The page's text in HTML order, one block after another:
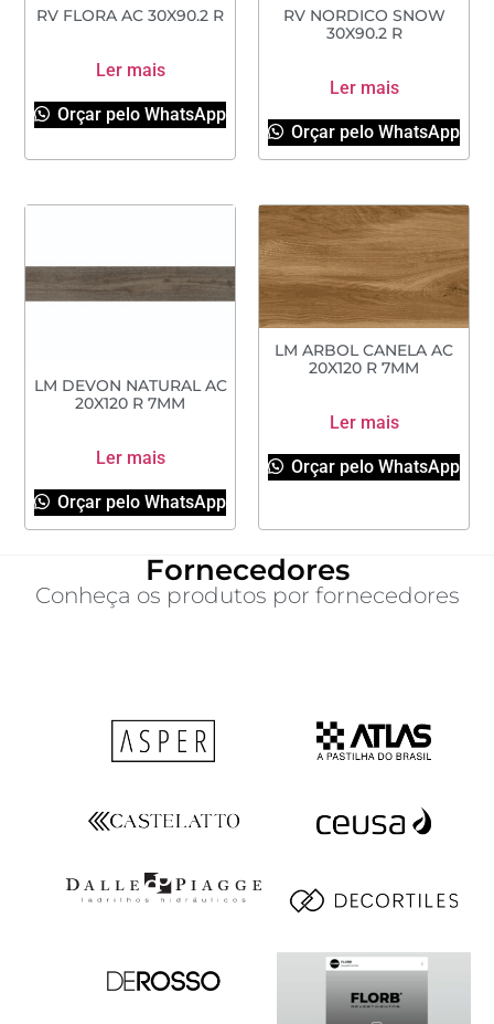
RV FLORA AC 30X90.2 R
Ler mais
Orçar pelo WhatsApp
RV NORDICO SNOW
30X90.2 R
Ler mais
Orçar pelo WhatsApp
LM DEVON NATURAL AC
20X120 R 7MM
Ler mais
Orçar pelo WhatsApp
LM ARBOL CANELA AC
20X120 R 7MM
Ler mais
Orçar pelo WhatsApp
Fornecedores
Conheça os produtos por fornecedores